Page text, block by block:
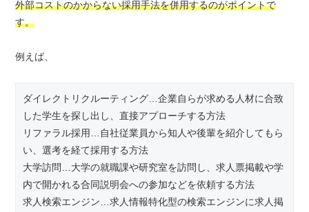
外部コストのかからない採用手法を併用するのがポイントで
す。
例えば、
ダイレクトリクルーティング…企業自らが求める人材に合致
した学生を探し出し、直接アプローチする方法
リファラル採用…自社従業員から知人や後輩を紹介してもら
い、選考を経て採用する方法
大学訪問…大学の就職課や研究室を訪問し、求人票掲載や学
内で開かれる合同説明会への参加などを依頼する方法
求人検索エンジン…求人情報特化型の検索エンジンに求人掲